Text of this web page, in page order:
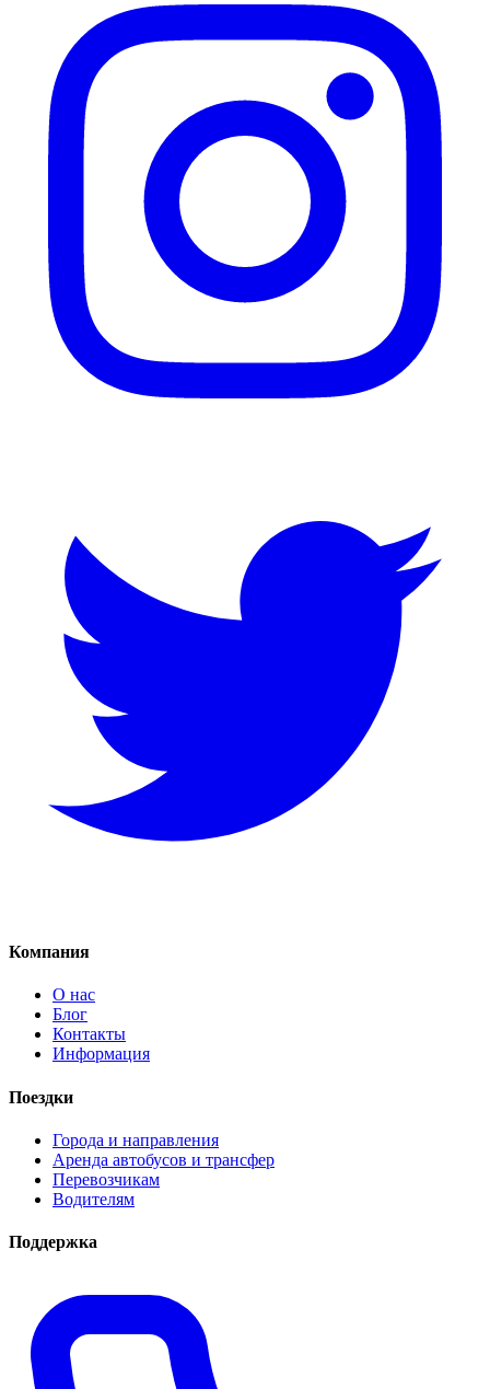
Компания
О нас
Блог
Контакты
Информация
Поездки
Города и направления
Аренда автобусов и трансфер
Перевозчикам
Водителям
Поддержка